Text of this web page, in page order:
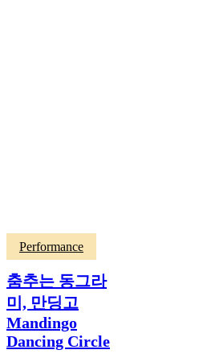
Performance
춤추는 동그라
미, 만딩고
Mandingo
Dancing Circle